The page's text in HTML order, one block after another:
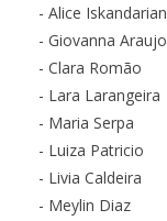
- Alice Iskandarian
- Giovanna Araujo
- Clara Romão
- Lara Larangeira
- Maria Serpa
- Luiza Patricio
- Livia Caldeira
- Meylin Diaz